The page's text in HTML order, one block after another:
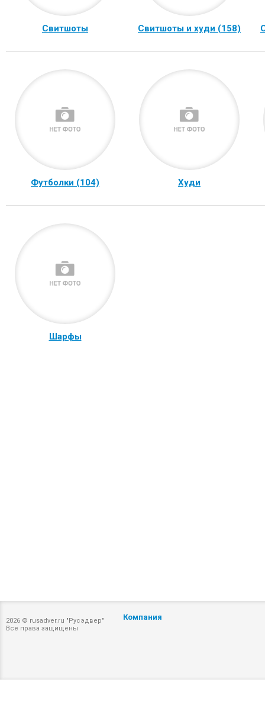
Свитшоты Свитшоты и худи (158)
Футболки (104) Худи
Шарфы
2026 © rusadver.ru "Русэдвер"
Все права защищены
Компания